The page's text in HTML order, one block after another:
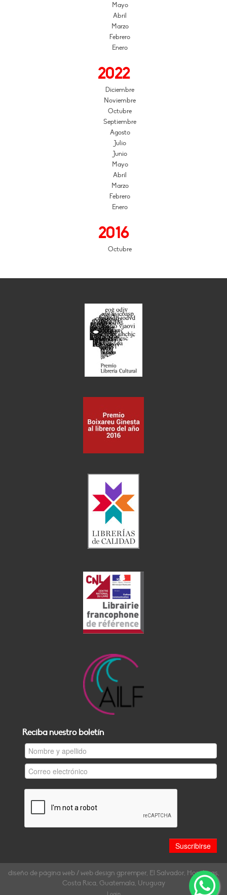
Mayo
Abril
Marzo
Febrero
Enero
2022
Diciembre
Noviembre
Octubre
Septiembre
Agosto
Julio
Junio
Mayo
Abril
Marzo
Febrero
Enero
2016
Octubre
Reciba nuestro boletín
diseño de página web / web design gpremper, El Salvador, Honduras,
Costa Rica, Guatemala, Uruguay
Login